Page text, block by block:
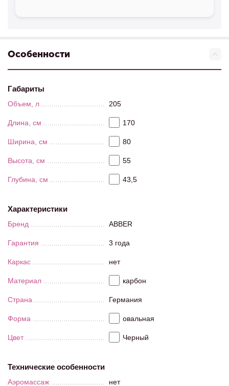
Особенности
Габариты
Объем, л 205
Длина, см 170
Ширина, см 80
Высота, см 55
Глубина, см 43,5
Характеристики
Бренд ABBER
Гарантия 3 года
Каркас нет
Материал карбон
Страна Германия
Форма овальная
Цвет Черный
Технические особенности
Аэромассаж нет